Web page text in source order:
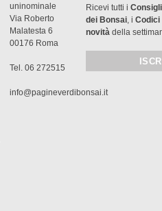
uninominale
Via Roberto
Malatesta 6
00176 Roma
Tel. 06 272515
info@pagineverdibonsai.it
Ricevi tutti i
dei Bonsai, iCodici
novità della